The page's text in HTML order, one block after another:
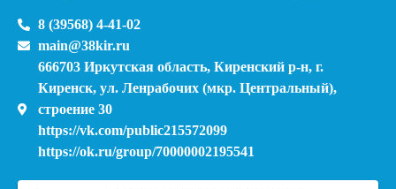
8 (39568) 4-41-02
main@38kir.ru
666703 Иркутская область, Киренский р-н, г.
Киренск, ул. Ленрабочих (мкр. Центральный),
строение 30
https://vk.com/public215572099
https://ok.ru/group/70000002195541